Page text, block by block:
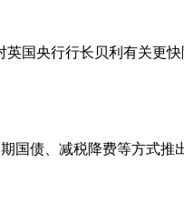
国央行行长贝利有关更
债、减税降费等方式